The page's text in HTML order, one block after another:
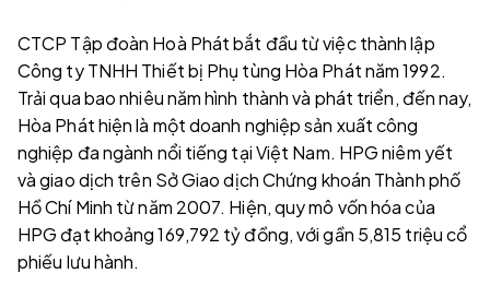
CTCP Tập đoàn Hoà Phát bắt đầu từ việc thành lập
Công ty TNHH Thiết bị Phụ tùng Hòa Phát năm 1992.
Trải qua bao nhiêu năm hình thành và phát triển, đến nay,
Hòa Phát hiện là một doanh nghiệp sản xuất công
nghiệp đa ngành nổi tiếng tại Việt Nam. HPG niêm yết
và giao dịch trên Sở Giao dịch Chứng khoán Thành phố
Hồ Chí Minh từ năm 2007. Hiện, quy mô vốn hóa của
HPG đạt khoảng 169,792 tỷ đồng, với gần 5,815 triệu cổ
phiếu lưu hành.